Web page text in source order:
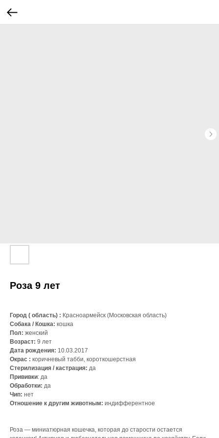
Роза 9 лет
Город ( область) : Красноармейск (Московская область)
Собака / Кошка: кошка
Пол: женский
Возраст: 9 лет
Дата рождения: 10.03.2017
Окрас : коричневый табби, короткошерстная
Стерилизация / кастрация: да
Прививки: да
Обработки: да
Чип: нет
Отношение к другим животным: индифферентное
Роза — миниатюрная кошечка, которая до старости остается